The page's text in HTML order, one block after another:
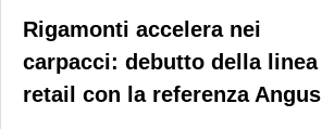
Rigamonti accelera nei
carpacci: debutto della linea
retail con la referenza Angus